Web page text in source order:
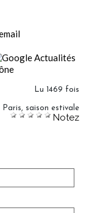
Lu 1469 fois
Paris, saison estivale
Notez